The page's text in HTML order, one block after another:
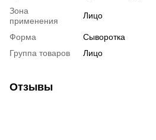
Зона
применения
Лицо
Форма
Сыворотка
Группа товаров
Лицо
Отзывы